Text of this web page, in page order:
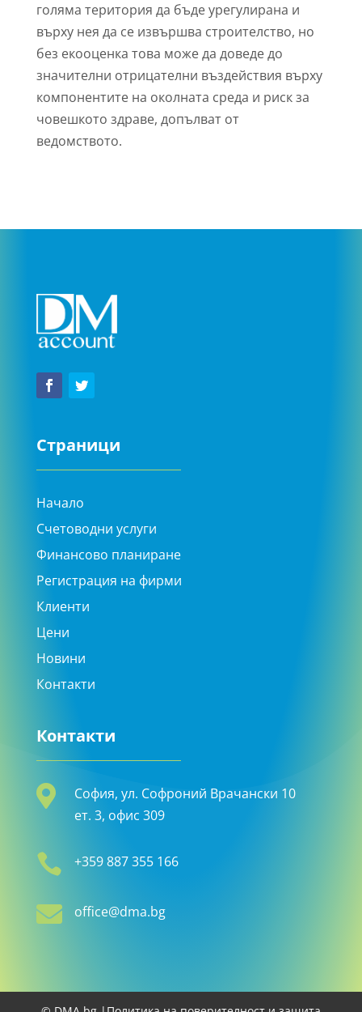
голяма територия да бъде урегулирана и
върху нея да се извършва строителство, но
без екооценка това може да доведе до
значителни отрицателни въздействия върху
компонентите на околната среда и риск за
човешкото здраве, допълват от
ведомството.
Страници
Начало
Счетоводни услуги
Финансово планиране
Регистрация на фирми
Клиенти
Цени
Новини
Контакти
Контакти

София, ул. Софроний Врачански 10
ет. 3, офис 309
 +359 887 355 166
 office@dma.bg